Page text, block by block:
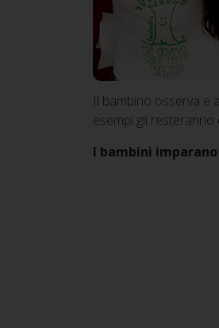
Il bambino osserva e
esempi gli
I bambini